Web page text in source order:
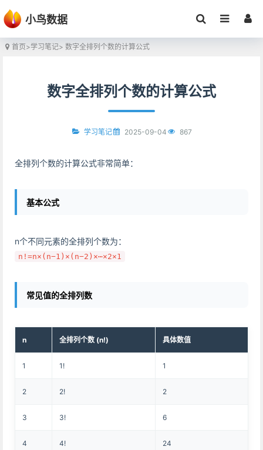
小鸟数据
首页>学习笔记> 数字全排列个数的计算公式
数字全排列个数的计算公式
学习笔记 2025-09-04 867
全排列个数的计算公式非常简单：
基本公式
n个不同元素的全排列个数为：
n!=n×(n−1)×(n−2)×⋯×2×1
常见值的全排列数
n 全排列个数 (n!) 具体数值
1 1! 1
2 2! 2
3 3! 6
4 4! 24